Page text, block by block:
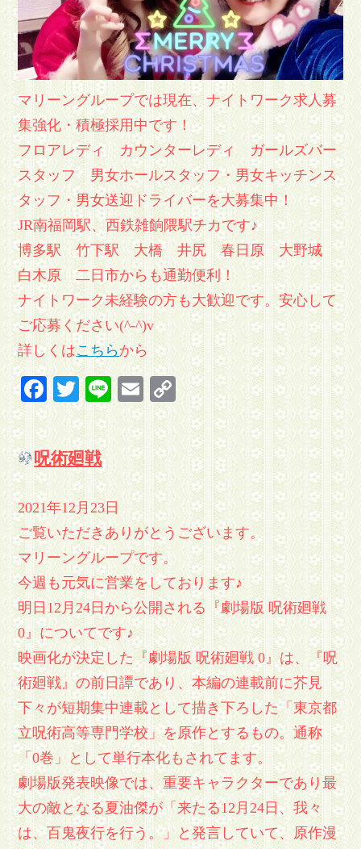
マリーングループでは現在、ナイトワーク求人募
集強化・積極採用中です！
フロアレディ カウンターレディ ガールズバー
スタッフ 男女ホールスタッフ・男女キッチンス
タッフ・男女送迎ドライバーを大募集中！
JR南福岡駅、西鉄雑餉隈駅チカです♪
博多駅 竹下駅 大橋 井尻 春日原 大野城
白木原 二日市からも通勤便利！
ナイトワーク未経験の方も大歓迎です。安心して
ご応募ください(^-^)v
詳しくはこちらから
Facebook
Twitter
LineEmailCopy
Link
呪術廻戦
2021年12月23日
ご覧いただきありがとうございます。
マリーングループです。
今週も元気に営業をしております♪
明日12月24日から公開される『劇場版 呪術廻戦
0』についてです♪
映画化が決定した『劇場版 呪術廻戦 0』は、『呪
術廻戦』の前日譚であり、本編の連載前に芥見
下々が短期集中連載として描き下ろした「東京都
立呪術高等専門学校」を原作とするもの。通称
「0巻」として単行本化もされてます。
劇場版発表映像では、重要キャラクターであり最
大の敵となる夏油傑が「来たる12月24日、我々
は、百鬼夜行を行う。」と発言していて、原作漫